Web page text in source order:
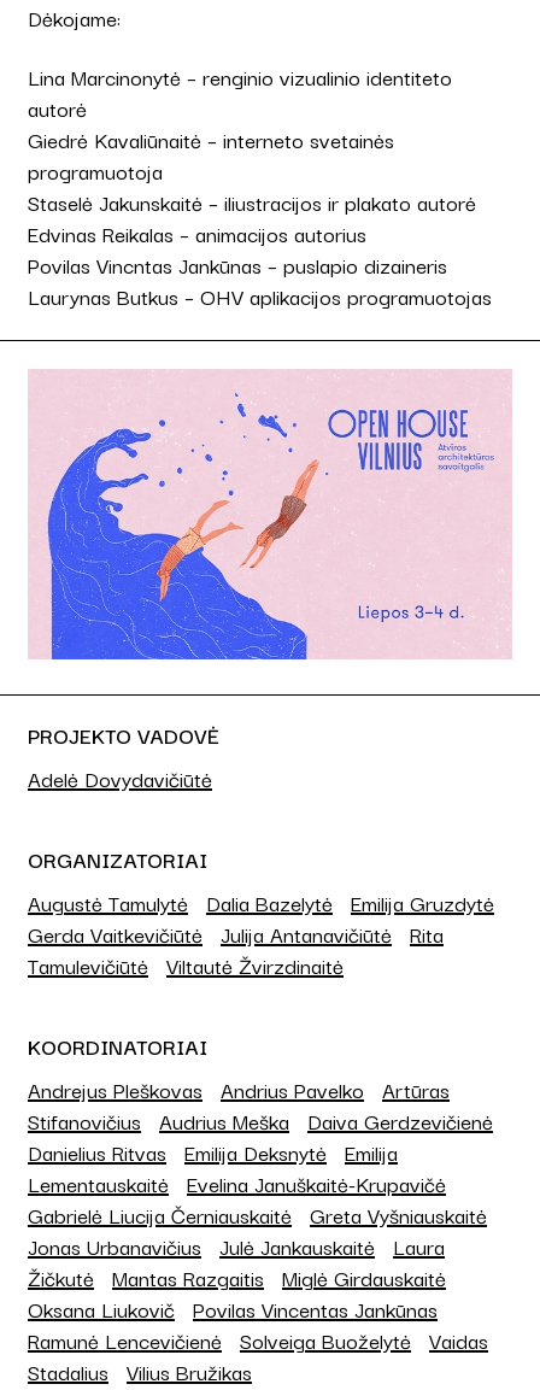
Dėkojame:
Lina Marcinonytė – renginio vizualinio identiteto
autorė
Giedrė Kavaliūnaitė – interneto svetainės
programuotoja
Staselė Jakunskaitė – iliustracijos ir plakato autorė
Edvinas Reikalas – animacijos autorius
Povilas Vincntas Jankūnas – puslapio dizaineris
Laurynas Butkus – OHV aplikacijos programuotojas
PROJEKTO VADOVĖ
Adelė Dovydavičiūtė
ORGANIZATORIAI
Augustė Tamulytė Dalia Bazelytė Emilija Gruzdytė
Gerda Vaitkevičiūtė Julija Antanavičiūtė Rita
Tamulevičiūtė Viltautė Žvirzdinaitė
KOORDINATORIAI
Andrejus Pleškovas Andrius Pavelko Artūras
Stifanovičius Audrius Meška
Daiva Gerdzevičienė
Danielius Ritvas Emilija Deksnytė Emilija
Lementauskaitė Evelina Januškaitė-Krupavičė
Gabrielė Liucija Černiauskaitė Greta Vyšniauskaitė
Jonas Urbanavičius Julė Jankauskaitė Laura
Žičkutė Mantas Razgaitis Miglė Girdauskaitė
Oksana Liukovič Povilas Vincentas Jankūnas
Ramunė Lencevičienė Solveiga Buoželytė Vaidas
Stadalius Vilius Bružikas